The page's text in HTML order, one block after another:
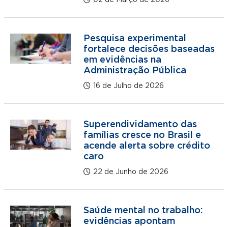
Pesquisa experimental
fortalece decisões baseadas
em evidências na
Administração Pública
16 de Julho de 2026
Superendividamento das
famílias cresce no Brasil e
acende alerta sobre crédito
caro
22 de Junho de 2026
Saúde mental no trabalho:
evidências apontam